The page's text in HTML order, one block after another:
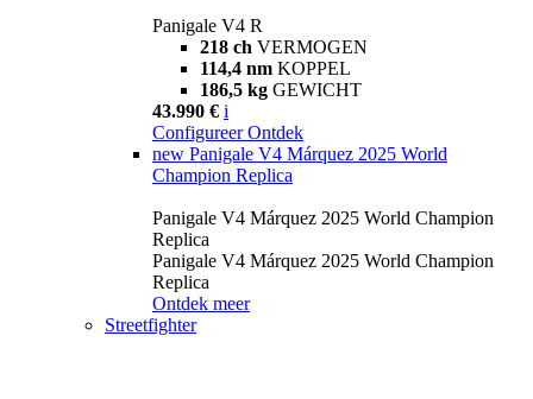
Panigale V4 R
218 ch VERMOGEN
114,4 nm KOPPEL
186,5 kg GEWICHT
43.990 € i
Configureer Ontdek
new Panigale V4 Márquez 2025 World
Champion Replica
Panigale V4 Márquez 2025 World Champion
Replica
Panigale V4 Márquez 2025 World Champion
Replica
Ontdek meer
Streetfighter